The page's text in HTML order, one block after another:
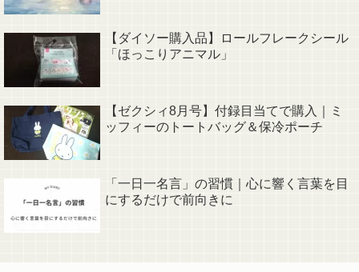
【ダイソー購入品】ロールフレークシール
「ほっこりアニマル」
【ゼクシィ8月号】付録目当てで購入｜ミ
ッフィーのトートバッグ＆保冷ポーチ
「一日一名言」の習慣｜心に響く言葉を目
にするだけで前向きに